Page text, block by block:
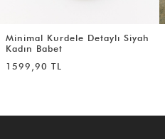
Minimal Kurdele Detaylı Siyah
Kadın Babet
1599,90 TL